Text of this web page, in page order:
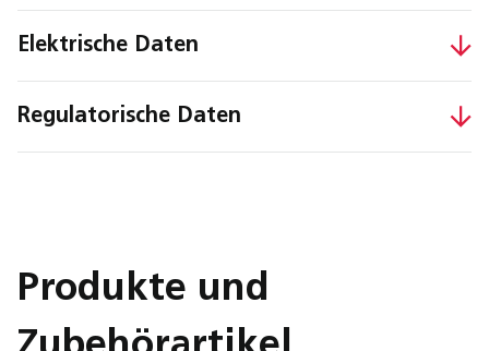
Elektrische Daten
Regulatorische Daten
Produkte und